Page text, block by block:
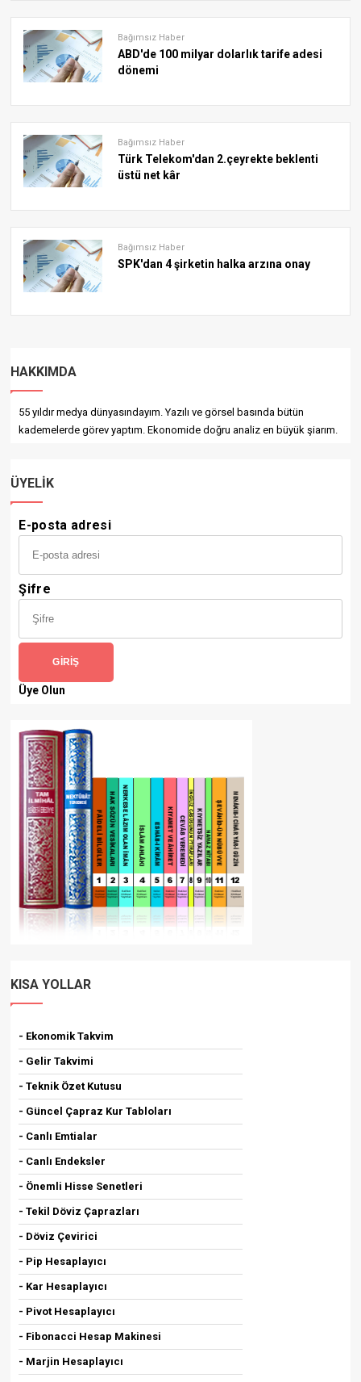
Bağımsız Haber
ABD'de 100 milyar dolarlık tarife adesi
dönemi
Bağımsız Haber
Türk Telekom'dan 2.çeyrekte beklenti
üstü net kâr
Bağımsız Haber
SPK'dan 4 şirketin halka arzına onay
HAKKIMDA
55 yıldır medya dünyasındayım. Yazılı ve görsel basında bütün
kademelerde görev yaptım. Ekonomide doğru analiz en büyük şiarım.
ÜYELIK
E-posta adresi
Şifre
GIRIŞ
Üye Olun
KISA YOLLAR
- Ekonomik Takvim
- Gelir Takvimi
- Teknik Özet Kutusu
- Güncel Çapraz Kur Tabloları
- Canlı Emtialar
- Canlı Endeksler
- Önemli Hisse Senetleri
- Tekil Döviz Çaprazları
- Döviz Çevirici
- Pip Hesaplayıcı
- Kar Hesaplayıcı
- Pivot Hesaplayıcı
- Fibonacci Hesap Makinesi
- Marjin Hesaplayıcı